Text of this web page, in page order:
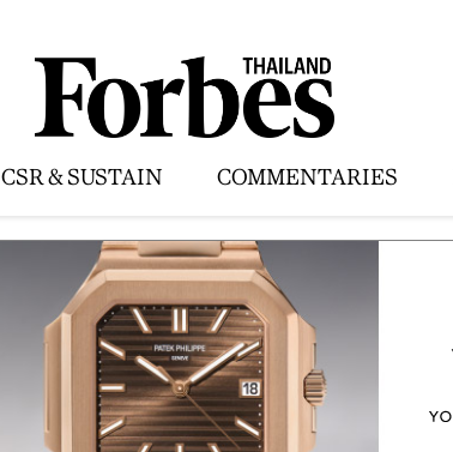
CSR & SUSTAIN COMMENTARIES